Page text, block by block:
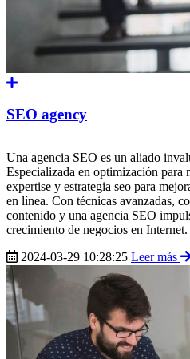
SEO agency
Una agencia SEO es un aliado
Especializada en optimización para
expertise y estrategia seo para
en línea. Con técnicas avanzadas,
contenido y una agencia SEO
crecimiento de negocios en Internet.
2024-03-29 10:28:25 Leer más